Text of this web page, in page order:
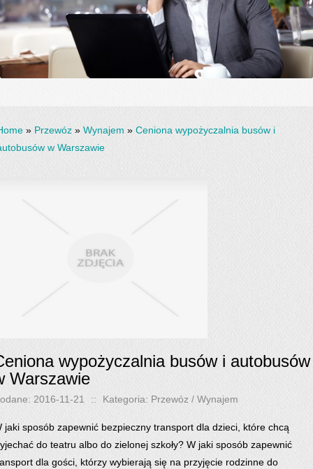
» Przewóz » Wynajem » Ceniona wypożyczalnia busów i
w Warszawie
wypożyczalnia busów i autobusów
Warszawie
2016-11-21 :: Kategoria: Przewóz / Wynajem
jaki sposób zapewnić bezpieczny transport dla dzieci, które chcą
do teatru albo do zielonej szkoły? W jaki sposób zapewnić
dla gości, którzy wybierają się na przyjęcie rodzinne do